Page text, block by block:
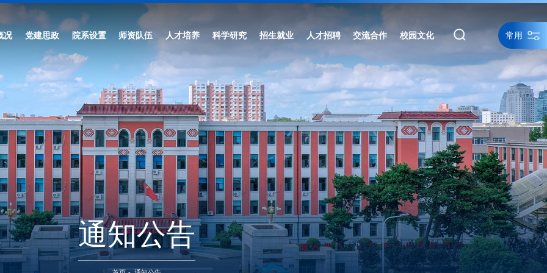
况 党建思政 院系设置 师资队伍 人才培养 科学研究 招生就业 人才招聘 交流合作 校园文化 常用
通知公告